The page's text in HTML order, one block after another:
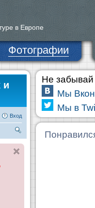
в Европе
Фотографии
и
Вход
ск
Не забывай
Мы
Мы в